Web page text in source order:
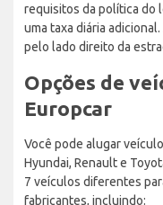
requisitos da política do
uma taxa diária
pelo lado direito da
Opções de
Europcar
Você pode alugar
Hyundai, Renault e
7 veículos diferentes
fabricantes, incluindo: